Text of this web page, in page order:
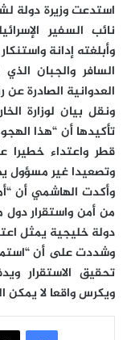
استدعت وزيرة دولة
نائب السفير
وأبلغته إدانة
السافر والجبان
العدوانية الصادرة عن
ونقل بيان لوزارة
تأكيدها أن “هذا
قطر واعتداء خطيرا
وتصعيدا غير مسؤول
وأكدت الهاشمي أن
من أمن واستقرار
دولة خليجية يمثل
وشددت على أن
تحقيق الاستقرار
ويكرس واقعا لا يمكن